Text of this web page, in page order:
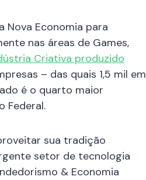
Nova Economia para
nas áreas de Games,
Criativa produzido
– das quais 1,5 mil em
é o quarto maior
Federal.
sua tradição
setor de tecnologia
& Economia